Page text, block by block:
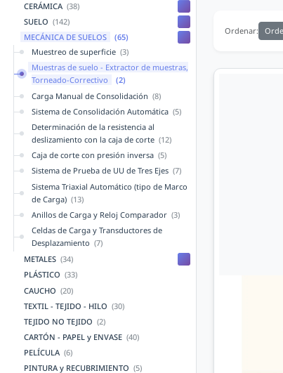
CERÁMICA (38)
SUELO (142)
MECÁNICA DE SUELOS
(65)
Muestreo de superficie (3)
Muestras de suelo - Extractor de muestras,
Torneado-Correctivo
(2)
Carga Manual de Consolidación (8)
Sistema de Consolidación Automática (5)
Determinación de la resistencia al
deslizamiento con la caja de corte (12)
Caja de corte con presión inversa (5)
Sistema de Prueba de UU de Tres Ejes (7)
Sistema Triaxial Automático (tipo de Marco
de Carga) (13)
Anillos de Carga y Reloj Comparador (3)
Celdas de Carga y Transductores de
Desplazamiento (7)
METALES (34)
PLÁSTICO (33)
CAUCHO (20)
TEXTIL - TEJIDO - HILO (30)
TEJIDO NO TEJIDO (2)
CARTÓN - PAPEL y ENVASE (40)
PELÍCULA (6)
PINTURA y RECUBRIMIENTO (5)
Ordenar: